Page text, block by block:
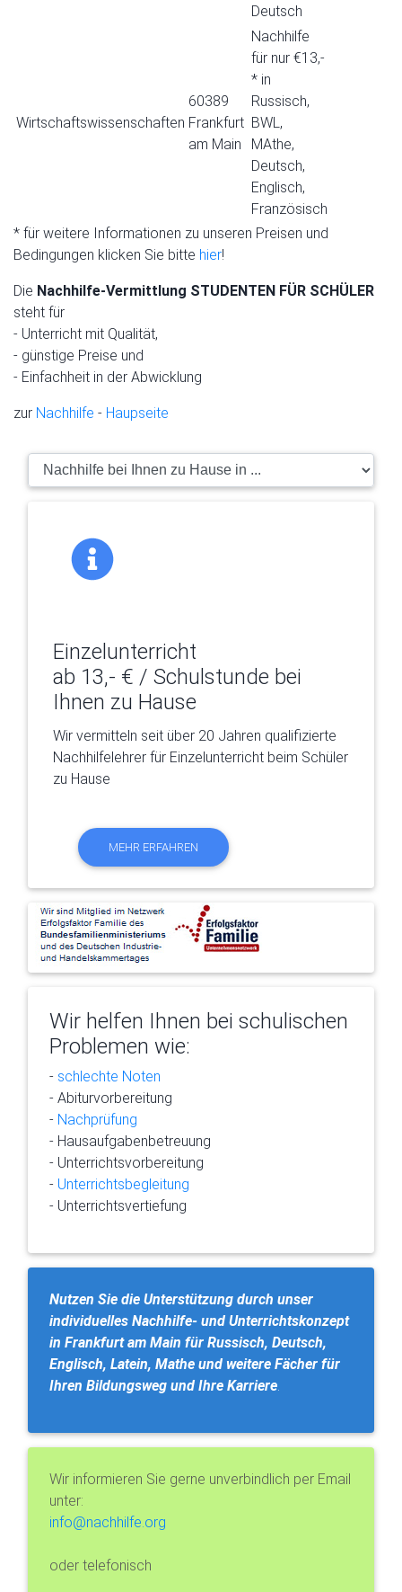
Deutsch
Wirtschaftswissenschaften
60389
Frankfurt
am Main
Nachhilfe
für nur €13,-
* in
Russisch,
BWL,
MAthe,
Deutsch,
Englisch,
Französisch
* für weitere Informationen zu unseren Preisen und
Bedingungen klicken Sie bitte hier!
Die Nachhilfe-Vermittlung STUDENTEN FÜR SCHÜLER
steht für
- Unterricht mit Qualität,
- günstige Preise und
- Einfachheit in der Abwicklung
zur Nachhilfe - Haupseite
Einzelunterricht
ab 13,- € / Schulstunde bei
Ihnen zu Hause
Wir vermitteln seit über 20 Jahren qualifizierte
Nachhilfelehrer für Einzelunterricht beim Schüler
zu Hause
MEHR ERFAHREN
Wir helfen Ihnen bei schulischen
Problemen wie:
- schlechte Noten
- Abiturvorbereitung
- Nachprüfung
- Hausaufgabenbetreuung
- Unterrichtsvorbereitung
- Unterrichtsbegleitung
- Unterrichtsvertiefung
Nutzen Sie die Unterstützung durch unser
individuelles Nachhilfe- und Unterrichtskonzept
in Frankfurt am Main für Russisch, Deutsch,
Englisch, Latein, Mathe und weitere Fächer für
Ihren Bildungsweg und Ihre Karriere.
Wir informieren Sie gerne unverbindlich per Email
unter:
info@nachhilfe.org
oder telefonisch